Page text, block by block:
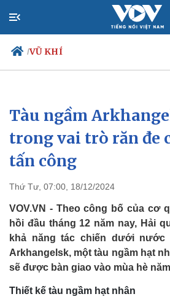
/VŨ KHÍ
Chính trị
Tổ chức nhân sự
Quốc hội
Nhận diện sự thật
Xã hội
Tin
Dự
Tàu ngầm
trong vai trò răn đe
tấn công
Thứ Tư, 07:00, 18/12/2024
VOV.VN - Theo công bố của cơ
hồi đầu tháng 12 năm nay, Hải
khả năng tác chiến dưới nước
Arkhangelsk, một tàu ngầm hạt
sẽ được bàn giao vào mùa hè
Thiết kế tàu ngầm hạt nhân